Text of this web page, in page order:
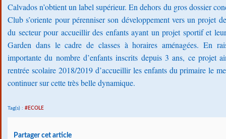
Calvados n’obtient un label supérieur. En dehors du gros dossier
Club s’oriente pour pérenniser son développement vers un projet
du secteur pour accueillir des enfants ayant un projet sportif et
Garden dans le cadre de classes à horaires aménagées. En
importante du nombre d’enfants inscrits depuis 3 ans, ce projet
rentrée scolaire 2018/2019 d’accueillir les enfants du primaire le
continuer sur cette très belle dynamique.
Tag(s) : #ECOLE
Partager cet article